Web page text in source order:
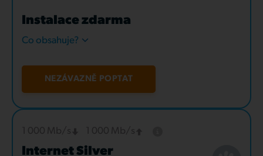
Instalace zdarma
Co obsahuje?
NEZÁVAZNĚ POPTAT
Internet Silver